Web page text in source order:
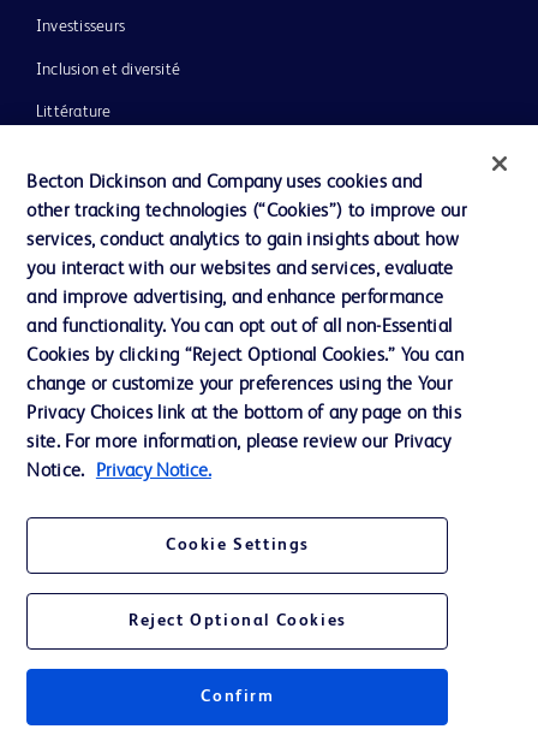
Investisseurs
Inclusion et diversité
Littérature
Notre entreprise
Éthique et conformité
Assistance
Nous contacter
Préférences en matière de cookies
Confidentialité
Accessibilité du site Web
© 2026 BD. Tous droits réservés. BD et le logo de BD sont des marques
Becton Dickinson and Company uses cookies and
other tracking technologies (“Cookies”) to improve our
services, conduct analytics to gain insights about how
you interact with our websites and services, evaluate
and improve advertising, and enhance performance
and functionality. You can opt out of all non-Essential
Cookies by clicking “Reject Optional Cookies.” You can
change or customize your preferences using the Your
Privacy Choices link at the bottom of any page on this
site. For more information, please review our Privacy
Notice.
Privacy Notice.
Cookie Settings
Reject Optional Cookies
Confirm